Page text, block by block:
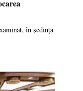
în ședința